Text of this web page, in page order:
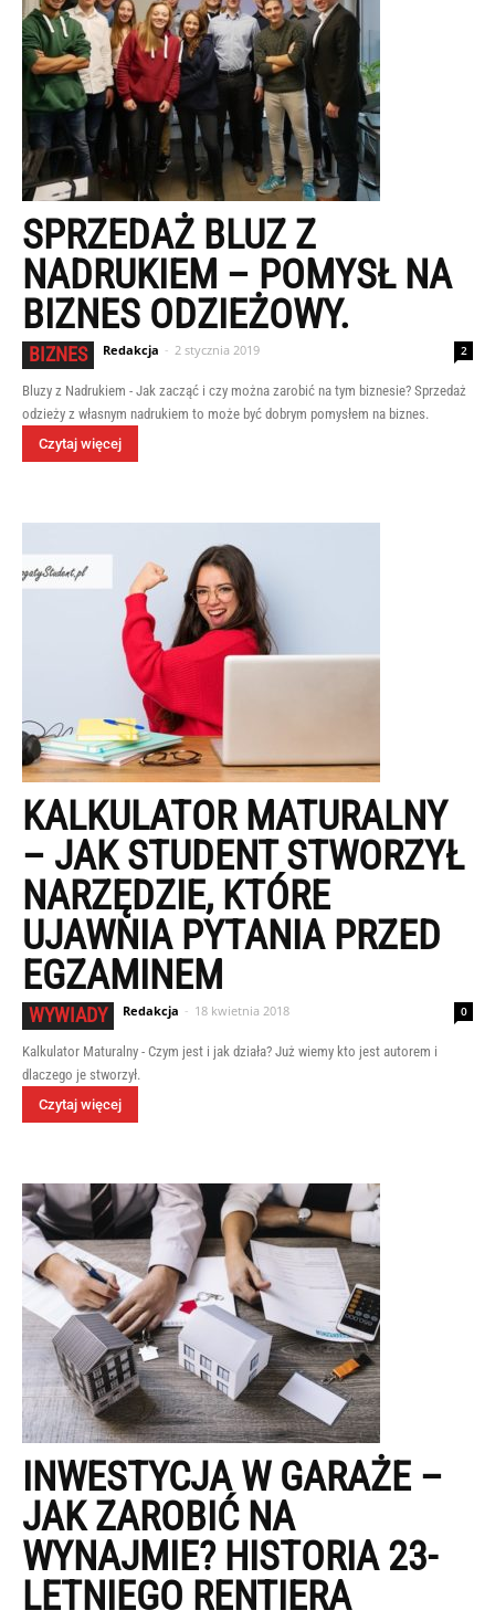
SPRZEDAŻ BLUZ Z
NADRUKIEM – POMYSŁ NA
BIZNES ODZIEŻOWY.
BIZNES Redakcja - 2 stycznia 2019 2
Bluzy z Nadrukiem - Jak zacząć i czy można zarobić na tym biznesie? Sprzedaż
odzieży z własnym nadrukiem to może być dobrym pomysłem na biznes.
Czytaj więcej
KALKULATOR MATURALNY
– JAK STUDENT STWORZYŁ
NARZĘDZIE, KTÓRE
UJAWNIA PYTANIA PRZED
EGZAMINEM
WYWIADY Redakcja - 18 kwietnia 2018 0
Kalkulator Maturalny - Czym jest i jak działa? Już wiemy kto jest autorem i
dlaczego je stworzył.
Czytaj więcej
INWESTYCJA W GARAŻE –
JAK ZAROBIĆ NA
WYNAJMIE? HISTORIA 23-
LETNIEGO RENTIERA